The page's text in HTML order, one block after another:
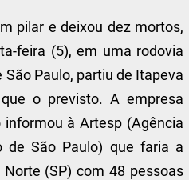
pilar e deixou dez mortos,
feira (5), em uma rodovia
Paulo, partiu de Itapeva
o previsto. A empresa
à Artesp (Agência
de São Paulo) que faria a
(SP) com 48 pessoas